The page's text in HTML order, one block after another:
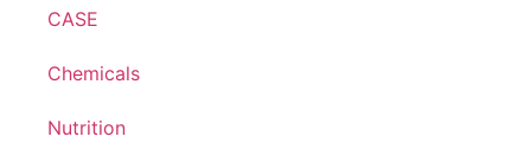
CASE
Chemicals
Nutrition